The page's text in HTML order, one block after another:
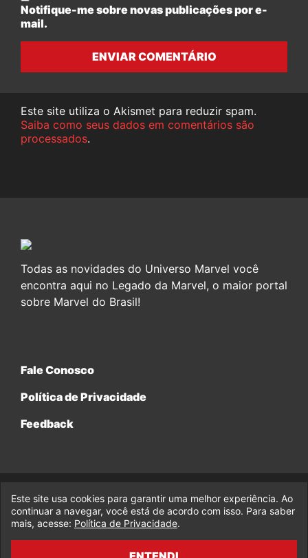
Notifique-me sobre novas publicações por e-
mail.
ENVIAR COMENTÁRIO
Este site utiliza o Akismet para reduzir spam.
Saiba como seus dados em comentários são
processados.
Todas as novidades do Universo Marvel você
encontra aqui no Legado da Marvel, o maior portal
sobre Marvel do Brasil!
Fale Conosco
Política de Privacidade
Feedback
© 2017-2026 Legado da Marvel, uma empresa da Legado
Enterprises.
fabiolobo
Este site usa cookies para garantir uma melhor experiência. Ao
continuar a navegar, você está de acordo com isso. Para saber
mais, acesse: Política de Privacidade.